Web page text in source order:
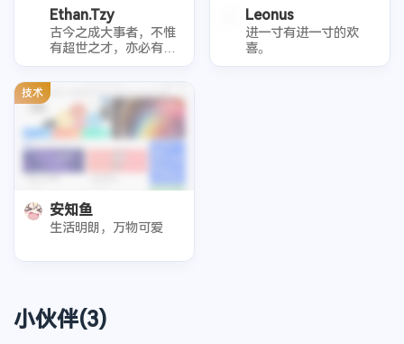
Ethan.Tzy
古今之成大事者，不惟
有超世之才，亦必有坚
忍不拔之志
Leonus
进一寸有进一寸的欢
喜。
技术
安知鱼
生活明朗，万物可爱
小伙伴(3)